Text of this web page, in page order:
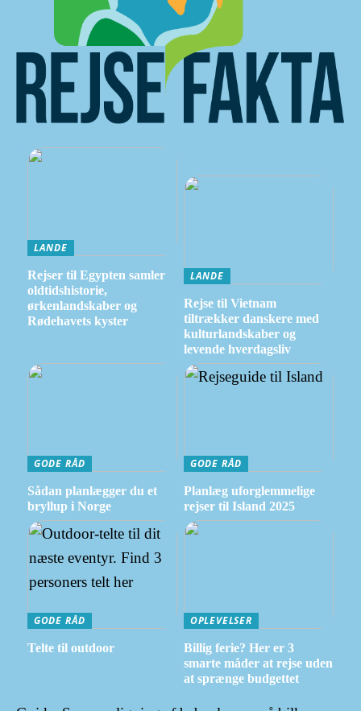
LANDE
Rejser til Egypten samler
oldtidshistorie,
ørkenlandskaber og
Rødehavets kyster
LANDE
Rejse til Vietnam
tiltrækker danskere med
kulturlandskaber og
levende hverdagsliv
GODE RÅD
Sådan planlægger du et
bryllup i Norge
GODE RÅD
Planlæg uforglemmelige
rejser til Island 2025
GODE RÅD
Telte til outdoor
OPLEVELSER
Billig ferie? Her er 3
smarte måder at rejse uden
at sprænge budgettet